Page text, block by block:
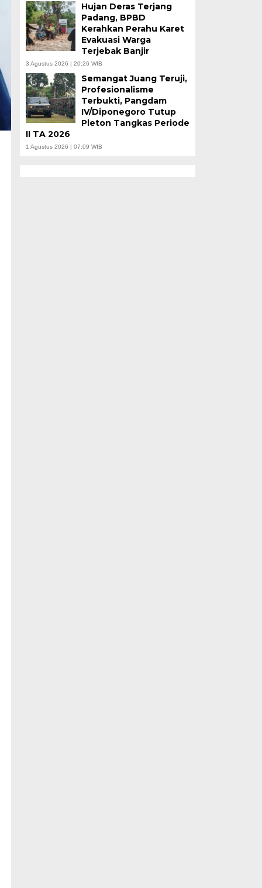
Hujan Deras Terjang
Padang, BPBD
Kerahkan Perahu Karet
Evakuasi Warga
Terjebak Banjir
3 Agustus 2026 | 20:26 WIB
Semangat Juang Teruji,
Profesionalisme
Terbukti, Pangdam
IV/Diponegoro Tutup
Pleton Tangkas Periode
II TA 2026
1 Agustus 2026 | 07:09 WIB